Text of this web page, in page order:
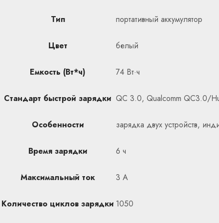
Тип портативный аккумулятор
Цвет белый
Емкость (Вт*ч) 74 Вт·ч
Стандарт быстрой зарядки QC 3.0, Qualcomm QC3.0/
Особенности зарядка двух устройств,
Время зарядки 6 ч
Максимальный ток 3 А
Количество циклов зарядки 1050